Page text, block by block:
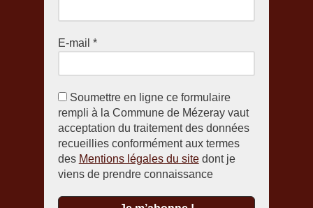
E-mail *
Soumettre en ligne ce formulaire
rempli à la Commune de Mézeray vaut
acceptation du traitement des données
recueillies conformément aux termes
des Mentions légales du sitedont je
viens de prendre connaissance